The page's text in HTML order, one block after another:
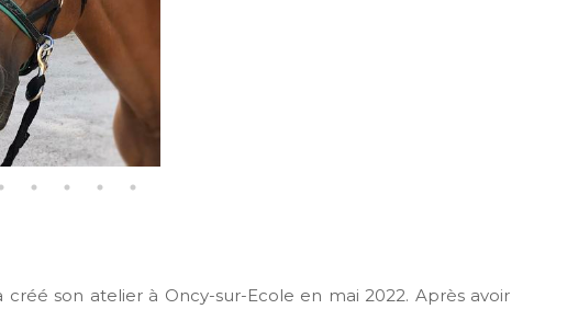
son atelier à Oncy-sur-Ecole en mai 2022. Après avoir